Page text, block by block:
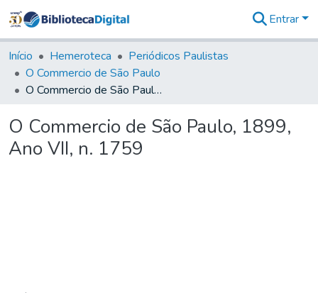
&
Coleções
Tudo na
Biblioteca
Estatísticas
Entrar
Início Hemeroteca
Periódicos Paulistas
O Commercio de São Paulo
O Commercio de São Paulo, 1899, Ano VII, n. 1759
O Commercio de São Paulo, 1899,
Ano VII, n. 1759